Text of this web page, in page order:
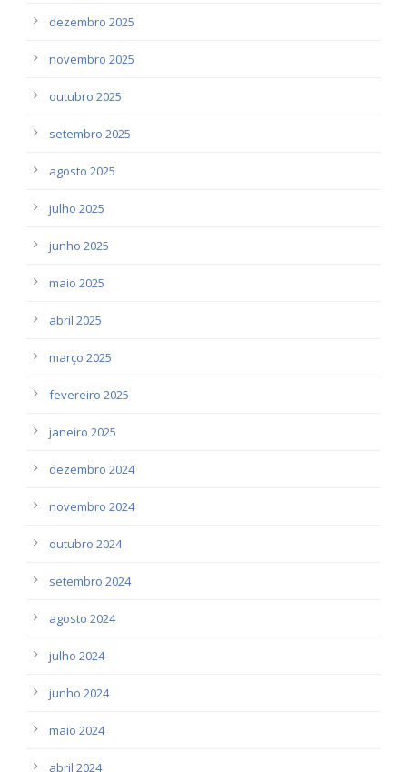
dezembro 2025
novembro 2025
outubro 2025
setembro 2025
agosto 2025
julho 2025
junho 2025
maio 2025
abril 2025
março 2025
fevereiro 2025
janeiro 2025
dezembro 2024
novembro 2024
outubro 2024
setembro 2024
agosto 2024
julho 2024
junho 2024
maio 2024
abril 2024